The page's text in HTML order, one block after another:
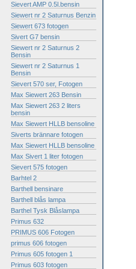
Sievert AMP 0.5l.bensin
Siewert nr 2 Saturnus Benzin
Siewert 673 fotogen
Sivert G7 bensin
Siewert nr 2 Saturnus 2
Bensin
Siewert nr 2 Saturnus 1
Bensin
Sievert 570 ser, Fotogen
Max Siewert 263 Bensin
Max Siewert 263 2 liters
bensin
Max Siewert HLLB bensoline
Siverts brännare fotogen
Max Siewert HLLB bensoline
Max Sivert 1 liter fotogen
Sievert 575 fotogen
Barhtel 2
Barthell bensinare
Barthell blås lampa
Barthel Tysk Blåslampa
Primus 632
PRIMUS 606 Fotogen
primus 606 fotogen
Primus 605 fotogen 1
Primus 603 fotogen